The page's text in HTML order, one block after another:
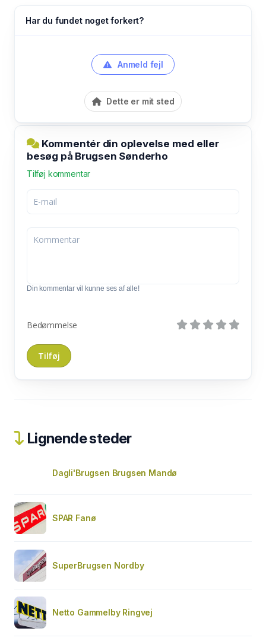
Har du fundet noget forkert?
Anmeld fejl
Dette er mit sted
Kommentér din oplevelse med eller
besøg på Brugsen Sønderho
Tilføj kommentar
Din kommentar vil kunne ses af alle!
Bedømmelse
Lignende steder
Dagli'Brugsen Brugsen Mandø
SPAR Fanø
SuperBrugsen Nordby
Netto Gammelby Ringvej